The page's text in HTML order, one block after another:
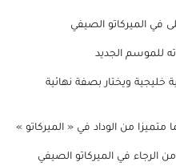
في الميركاتو الصيفي
للموسم الجديد
خليجية ويختار بصفة نهائية
من الوداد في « الميركاتو »
الرجاء في الميركاتو الصيفي